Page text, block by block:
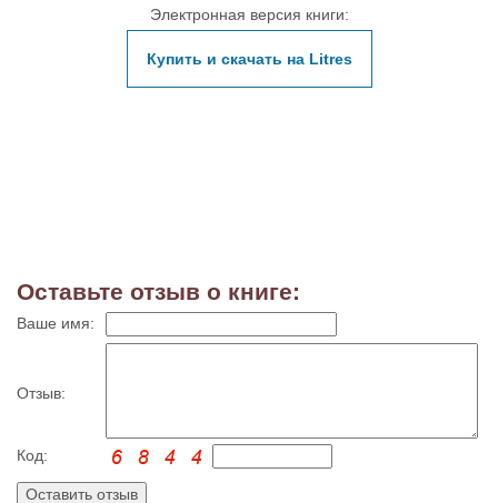
Электронная версия книги:
Купить и скачать на Litres
Оставьте отзыв о книге:
Ваше имя:
Отзыв:
Код: